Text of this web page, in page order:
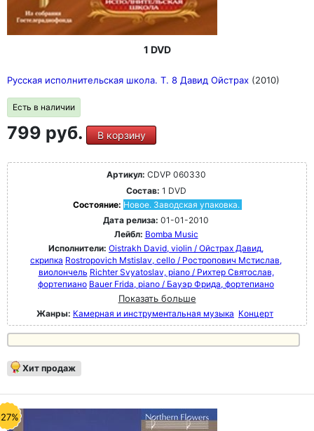
1 DVD
Русская исполнительская школа. Т. 8 Давид Ойстрах (2010)
Есть в наличии
799 руб. В корзину
Артикул: CDVP 060330
Состав: 1 DVD
Состояние: Новое. Заводская упаковка.
Дата релиза: 01-01-2010
Лейбл: Bomba Music
Исполнители: Oistrakh David, violin / Ойстрах Давид,
скрипка Rostropovich Mstislav, cello / Ростропович Мстислав,
виолончель Richter Svyatoslav, piano / Рихтер Святослав,
фортепиано Bauer Frida, piano / Бауэр Фрида, фортепиано
Показать больше
Жанры: Камерная и инструментальная музыка Концерт
Хит продаж